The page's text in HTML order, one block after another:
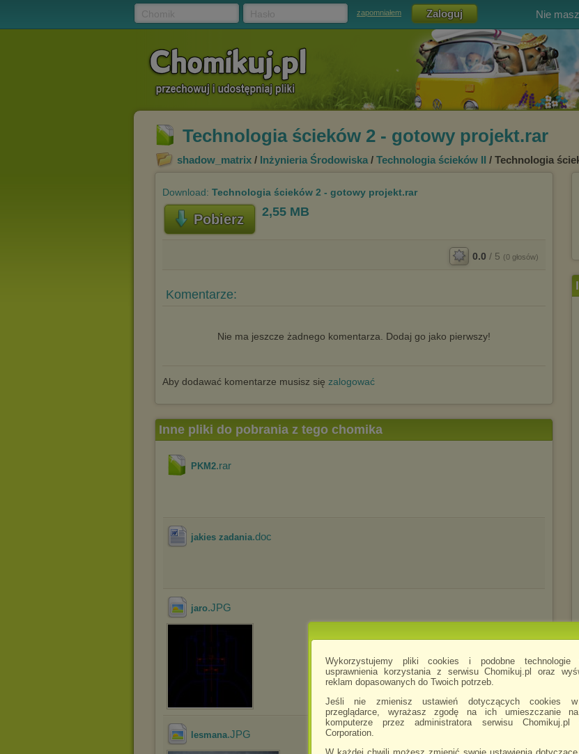
Wykorzystujemy pliki cookies i podobne
usprawnienia korzystania z serwisu Chomikuj.pl oraz
reklam dopasowanych do Twoich potrzeb.
Jeśli nie zmienisz ustawień dotyczących cookies w
przeglądarce, wyrażasz zgodę na ich umieszczanie
komputerze przez administratora serwisu
Corporation.
zapomniałem Nie
Technologia ścieków 2 - gotowy projekt.rar
shadow_matrix / Inżynieria Środowiska / Technologia ścieków II / Technologia
Download: Technologia ścieków 2 - gotowy projekt.rar
Pobierz 2,55 MB
0.0 / 5 (0 głosów)
Komentarze:
Nie ma jeszcze żadnego komentarza. Dodaj go jako pierwszy!
Aby dodawać komentarze musisz się zalogować
Inne pliki do pobrania z tego chomika
PKM2.rar
jakies zadania.doc
jaro.JPG
lesmana.JPG